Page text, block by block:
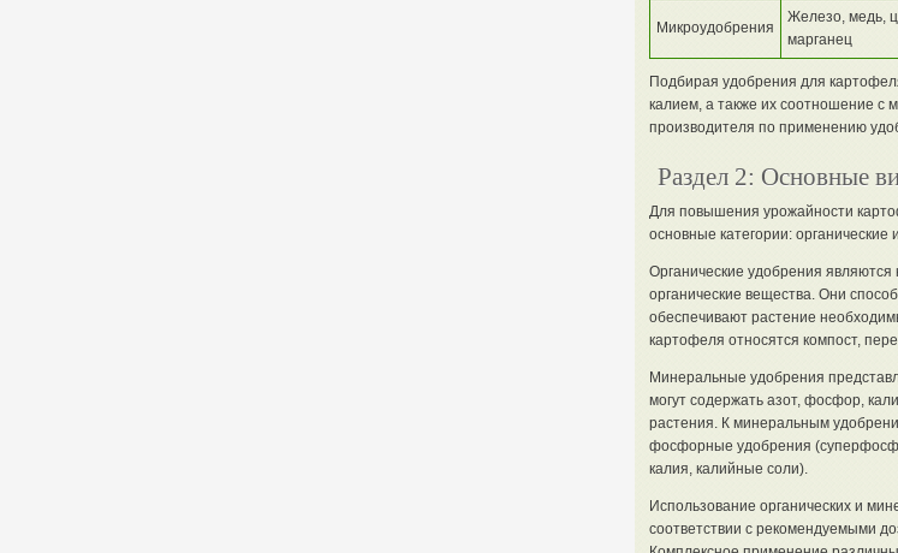
Микроудобрения
Железо, медь,
марганец
Подбирая удобрения для
калием, а также их соотношение с
производителя по применению
Раздел 2: Основные
Для повышения урожайности
основные категории:
Органические удобрения
органические вещества. Они
обеспечивают растение
картофеля относятся компост,
Минеральные удобрения
могут содержать азот, фосфор,
растения. К минеральным
фосфорные удобрения
калия, калийные соли).
Использование органических и
соответствии с рекомендуемыми